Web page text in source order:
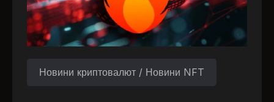
Новини криптовалют / Новини NFT